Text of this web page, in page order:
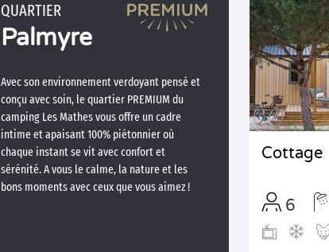
QUARTIER
Palmyre
Avec son environnement verdoyant pensé et
conçu avec soin, le quartier PREMIUM du
camping Les Mathes vous offre un cadre
intime et apaisant 100% piétonnier où
chaque instant se vit avec confort et
sérénité. A vous le calme, la nature et les
bons moments avec ceux que vous aimez !
Cottage
6